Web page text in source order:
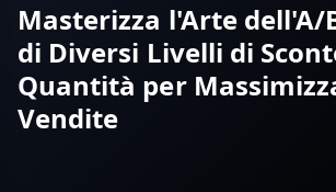
Masterizza l'Arte dell'A/
di Diversi Livelli di
Quantità per
Vendite